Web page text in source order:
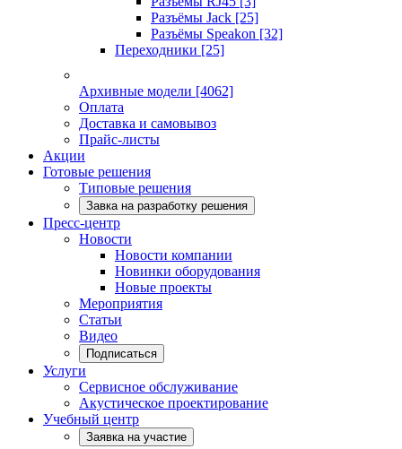
Разъёмы Jack [25]
Разъёмы Speakon [32]
Переходники [25]
Архивные модели [4062]
Оплата
Доставка и самовывоз
Прайс-листы
Акции
Готовые решения
Типовые решения
Завка на разработку решения
Пресс-центр
Новости
Новости компании
Новинки оборудования
Новые проекты
Мероприятия
Статьи
Видео
Подписаться
Услуги
Сервисное обслуживание
Акустическое проектирование
Учебный центр
Заявка на участие